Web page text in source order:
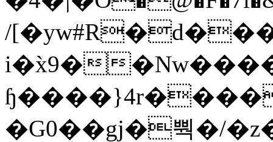
/
i�x̀9�
�G0��gj�뿩�/